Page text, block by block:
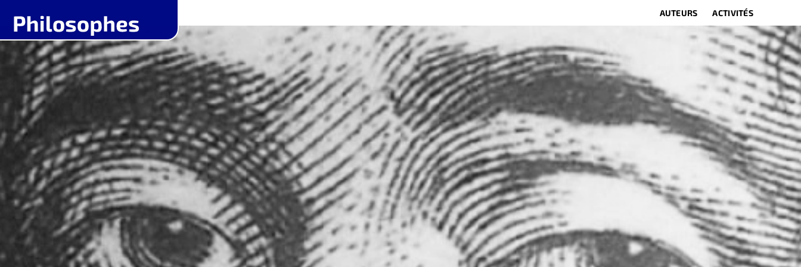
AUTEURS ACTIVITÉS